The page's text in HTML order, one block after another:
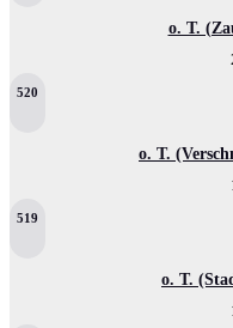
o. T.
520
o. T.
519
o. T.